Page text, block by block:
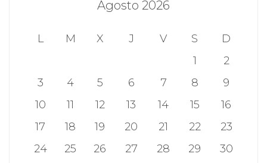
Agosto 2026
L M X J V S
D
1
2
3
4 5 6 7 8
9
10
11 12 13 14 15
16
17
18 19 20 21 22
23
24
25 26 27 28 29
30